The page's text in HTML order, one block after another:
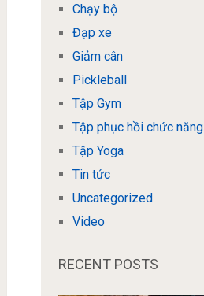
Chạy bộ
Đạp xe
Giảm cân
Pickleball
Tập Gym
Tập phục hồi chức năng
Tập Yoga
Tin tức
Uncategorized
Video
RECENT POSTS